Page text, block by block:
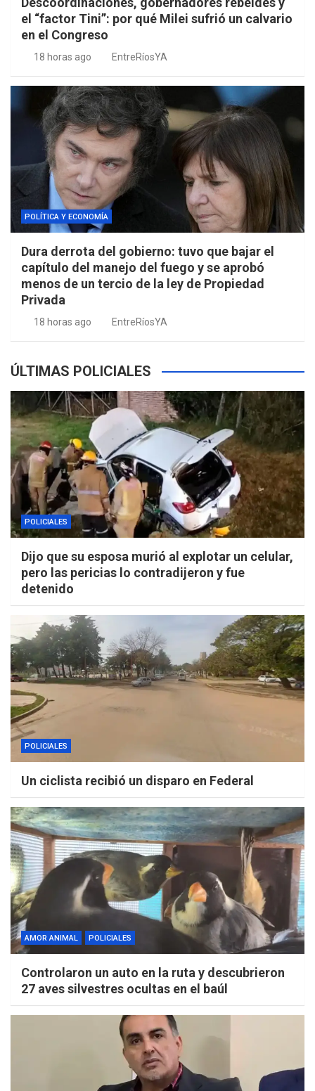
el “factor Tini”: por qué Milei sufrió un calvario
en el Congreso
18 horas ago EntreRíosYA
POLÍTICA Y ECONOMÍA
Dura derrota del gobierno: tuvo que bajar el
capítulo del manejo del fuego y se aprobó
menos de un tercio de la ley de Propiedad
Privada
18 horas ago EntreRíosYA
ÚLTIMAS POLICIALES
POLICIALES
Dijo que su esposa murió al explotar un celular,
pero las pericias lo contradijeron y fue
detenido
POLICIALES
Un ciclista recibió un disparo en Federal
AMOR ANIMAL POLICIALES
Controlaron un auto en la ruta y descubrieron
27 aves silvestres ocultas en el baúl